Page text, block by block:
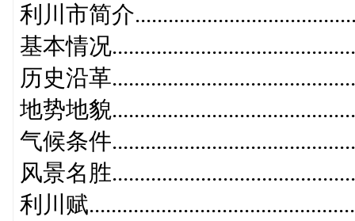
利川市简介
基本情况
历史沿革
地势地貌
气候条件
风景名胜
利川赋